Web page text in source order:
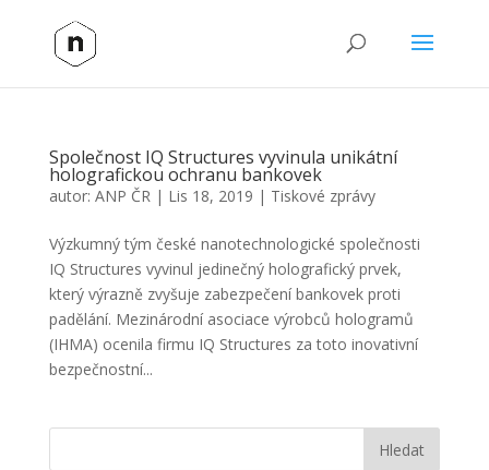
Společnost IQ Structures vyvinula unikátní
holografickou ochranu bankovek
autor: ANP ČR| Lis 18, 2019 | Tiskové zprávy
Výzkumný tým české nanotechnologické společnosti
IQ Structures vyvinul jedinečný holografický prvek,
který výrazně zvyšuje zabezpečení bankovek proti
padělání. Mezinárodní asociace výrobců hologramů
(IHMA) ocenila firmu IQ Structures za toto inovativní
bezpečnostní...